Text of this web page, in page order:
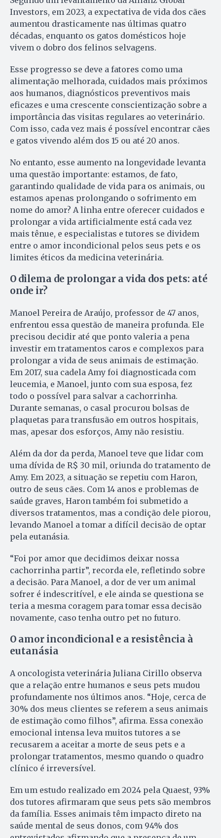
Investors, em 2023, a expectativa de vida dos cães
aumentou drasticamente nas últimas quatro
décadas, enquanto os gatos domésticos hoje
vivem o dobro dos felinos selvagens.
Esse progresso se deve a fatores como uma
alimentação melhorada, cuidados mais próximos
aos humanos, diagnósticos preventivos mais
eficazes e uma crescente conscientização sobre a
importância das visitas regulares ao veterinário.
Com isso, cada vez mais é possível encontrar cães
e gatos vivendo além dos 15 ou até 20 anos.
No entanto, esse aumento na longevidade levanta
uma questão importante: estamos, de fato,
garantindo qualidade de vida para os animais, ou
estamos apenas prolongando o sofrimento em
nome do amor? A linha entre oferecer cuidados e
prolongar a vida artificialmente está cada vez
mais tênue, e especialistas e tutores se dividem
entre o amor incondicional pelos seus pets e os
limites éticos da medicina veterinária.
O dilema de prolongar a vida dos pets: até
onde ir?
Manoel Pereira de Araújo, professor de 47 anos,
enfrentou essa questão de maneira profunda. Ele
precisou decidir até que ponto valeria a pena
investir em tratamentos caros e complexos para
prolongar a vida de seus animais de estimação.
Em 2017, sua cadela Amy foi diagnosticada com
leucemia, e Manoel, junto com sua esposa, fez
todo o possível para salvar a cachorrinha.
Durante semanas, o casal procurou bolsas de
plaquetas para transfusão em outros hospitais,
mas, apesar dos esforços, Amy não resistiu.
Além da dor da perda, Manoel teve que lidar com
uma dívida de R$ 30 mil, oriunda do tratamento de
Amy. Em 2023, a situação se repetiu com Haron,
outro de seus cães. Com 14 anos e problemas de
saúde graves, Haron também foi submetido a
diversos tratamentos, mas a condição dele piorou,
levando Manoel a tomar a difícil decisão de optar
pela eutanásia.
“Foi por amor que decidimos deixar nossa
cachorrinha partir”, recorda ele, refletindo sobre
a decisão. Para Manoel, a dor de ver um animal
sofrer é indescritível, e ele ainda se questiona se
teria a mesma coragem para tomar essa decisão
novamente, caso tenha outro pet no futuro.
O amor incondicional e a resistência à
eutanásia
A oncologista veterinária Juliana Cirillo observa
que a relação entre humanos e seus pets mudou
profundamente nos últimos anos. “Hoje, cerca de
30% dos meus clientes se referem a seus animais
de estimação como filhos”, afirma. Essa conexão
emocional intensa leva muitos tutores a se
recusarem a aceitar a morte de seus pets e a
prolongar tratamentos, mesmo quando o quadro
clínico é irreversível.
Em um estudo realizado em 2024 pela Quaest, 93%
dos tutores afirmaram que seus pets são membros
da família. Esses animais têm impacto direto na
saúde mental de seus donos, com 94% dos